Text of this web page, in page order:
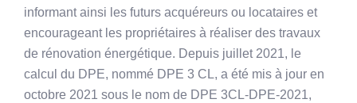
informant ainsi les futurs acquéreurs ou locataires et
encourageant les propriétaires à réaliser des travaux
de rénovation énergétique. Depuis juillet 2021, le
calcul du DPE, nommé DPE 3 CL, a été mis à jour en
octobre 2021 sous le nom de DPE 3CL-DPE-2021,